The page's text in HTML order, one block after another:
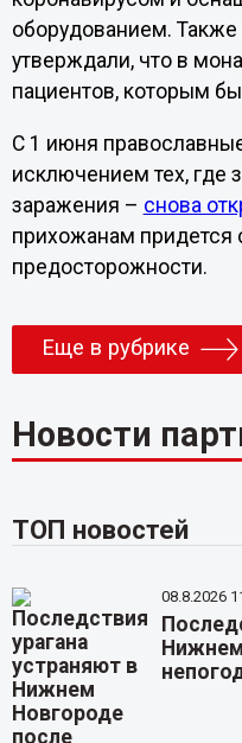
оборудованием. Также
утверждали, что в
пациентов, которым
С 1 июня
исключением тех, где
заражения – снова
прихожанам
предосторожности.
Еще в рубрике
Новости
ТОП новостей
08.8.2026